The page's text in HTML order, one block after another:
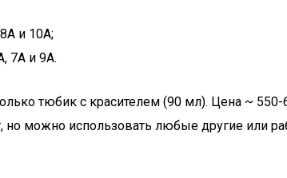
и 10А;
7А и 9А.
тюбик с красителем (90 мл). Цена ~
можно использовать любые другие или